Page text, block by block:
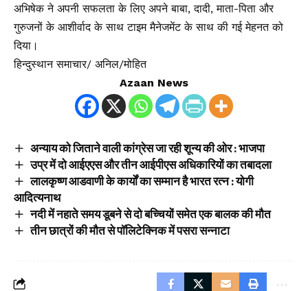
अभिषेक ने अपनी सफलता के लिए अपने बाबा, दादी, माता-पिता और
गुरुजनों के आशीर्वाद के साथ टाइम मैनेजमेंट के साथ की गई मेहनत को
दिया।
हिन्दुस्थान समाचार/ अनिल/मोहित
Azaan News
अन्याय को जिताने वाली कांग्रेस जा रही शून्य की ओर : भाजपा
उप्र में दो आईएएस और तीन आईपीएस अधिकारियों का तबादला
लालकृष्ण आडवाणी के कार्यों का सम्मान है भारत रत्न : योगी
आदित्यनाथ
नदी में नहाते समय डूबने से दो बच्चियों समेत एक बालक की मौत
तीन छात्रों की मौत से पॉलिटेक्निक में पसरा सन्नाटा